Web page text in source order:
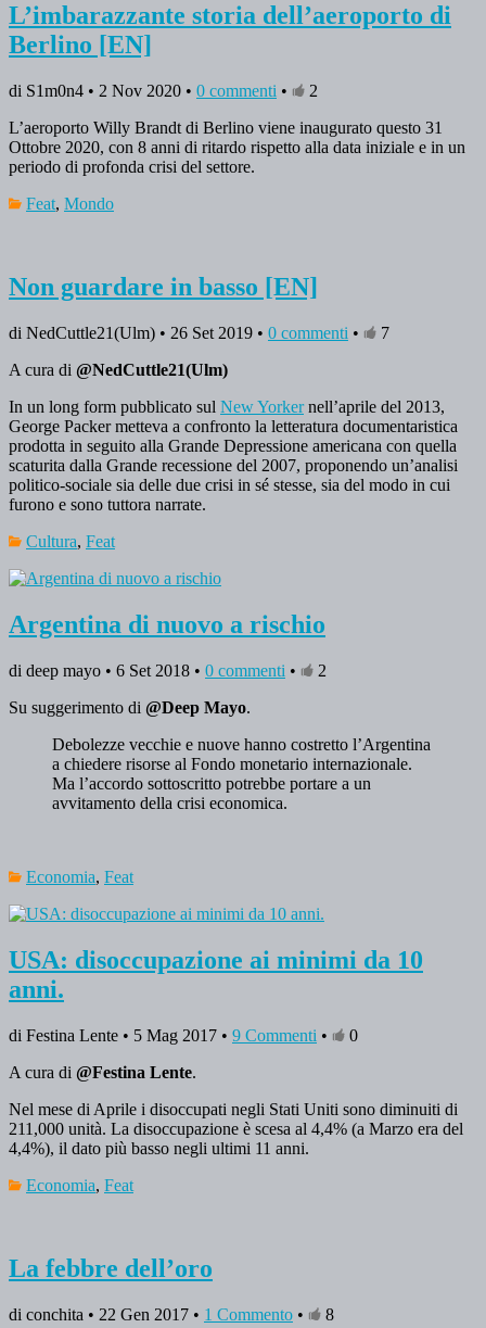
L’imbarazzante storia dell’aeroporto di
Berlino [EN]
di S1m0n4 • 2 Nov 2020 • 0 commenti •
2
L’aeroporto Willy Brandt di Berlino viene inaugurato questo 31
Ottobre 2020, con 8 anni di ritardo rispetto alla data iniziale e in un
periodo di profonda crisi del settore.
Feat, Mondo
Non guardare in basso [EN]
di NedCuttle21(Ulm) • 26 Set 2019 • 0 commenti •
7
A cura di @NedCuttle21(Ulm)
In un long form pubblicato sul New Yorkernell’aprile del 2013,
George Packer metteva a confronto la letteratura documentaristica
prodotta in seguito alla Grande Depressione americana con quella
scaturita dalla Grande recessione del 2007, proponendo un’analisi
politico-sociale sia delle due crisi in sé stesse, sia del modo in cui
furono e sono tuttora narrate.
Cultura, Feat
Argentina di nuovo a rischio
di deep mayo • 6 Set 2018 • 0 commenti •
2
Su suggerimento di @Deep Mayo.
Debolezze vecchie e nuove hanno costretto l’Argentina
a chiedere risorse al Fondo monetario internazionale.
Ma l’accordo sottoscritto potrebbe portare a un
avvitamento della crisi economica.
Economia, Feat
USA: disoccupazione ai minimi da 10
anni.
di Festina Lente • 5 Mag 2017 • 9 Commenti •
0
A cura di @Festina Lente.
Nel mese di Aprile i disoccupati negli Stati Uniti sono diminuiti di
211,000 unità. La disoccupazione è scesa al 4,4% (a Marzo era del
4,4%), il dato più basso negli ultimi 11 anni.
Economia, Feat
La febbre dell’oro
di conchita • 22 Gen 2017 • 1 Commento •
8